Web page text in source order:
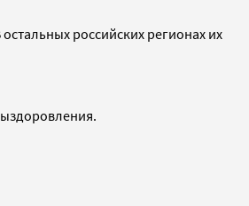
российских регионах их